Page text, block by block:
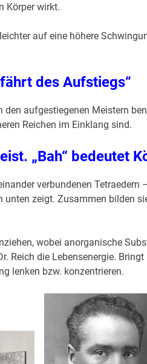
Körper wirkt.
auf eine höhere
des Aufstiegs“
aufgestiegenen Meistern
Reichen im Einklang sind.
„Bah“ bedeutet
verbundenen Tetraedern
unten zeigt. Zusammen bilden
wobei anorganische
Reich die Lebensenergie.
lenken bzw. konzentrieren.